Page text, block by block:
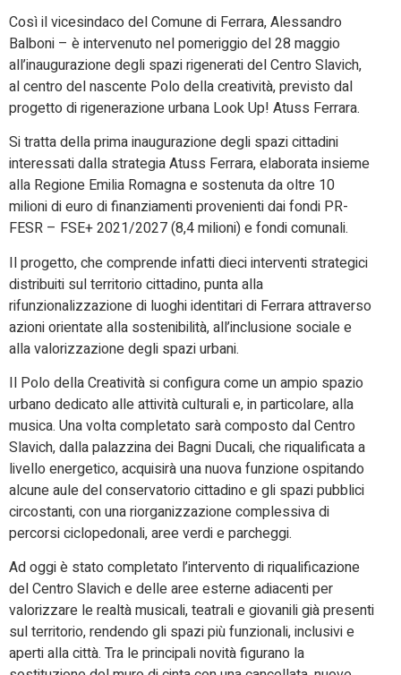
Così il vicesindaco del Comune di Ferrara, Alessandro
Balboni – è intervenuto nel pomeriggio del 28 maggio
all’inaugurazione degli spazi rigenerati del Centro Slavich,
al centro del nascente Polo della creatività, previsto dal
progetto di rigenerazione urbana Look Up! Atuss Ferrara.
Si tratta della prima inaugurazione degli spazi cittadini
interessati dalla strategia Atuss Ferrara, elaborata insieme
alla Regione Emilia Romagna e sostenuta da oltre 10
milioni di euro di finanziamenti provenienti dai fondi PR-
FESR – FSE+ 2021/2027 (8,4 milioni) e fondi comunali.
Il progetto, che comprende infatti dieci interventi strategici
distribuiti sul territorio cittadino, punta alla
rifunzionalizzazione di luoghi identitari di Ferrara attraverso
azioni orientate alla sostenibilità, all’inclusione sociale e
alla valorizzazione degli spazi urbani.
Il Polo della Creatività si configura come un ampio spazio
urbano dedicato alle attività culturali e, in particolare, alla
musica. Una volta completato sarà composto dal Centro
Slavich, dalla palazzina dei Bagni Ducali, che riqualificata a
livello energetico, acquisirà una nuova funzione ospitando
alcune aule del conservatorio cittadino e gli spazi pubblici
circostanti, con una riorganizzazione complessiva di
percorsi ciclopedonali, aree verdi e parcheggi.
Ad oggi è stato completato l’intervento di riqualificazione
del Centro Slavich e delle aree esterne adiacenti per
valorizzare le realtà musicali, teatrali e giovanili già presenti
sul territorio, rendendo gli spazi più funzionali, inclusivi e
aperti alla città. Tra le principali novità figurano la